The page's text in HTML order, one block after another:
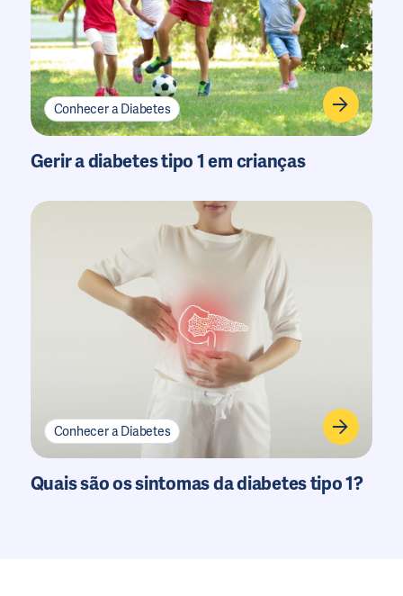
Conhecer a Diabetes
Gerir a diabetes tipo 1 em crianças
Conhecer a Diabetes
Quais são os sintomas da diabetes tipo 1?